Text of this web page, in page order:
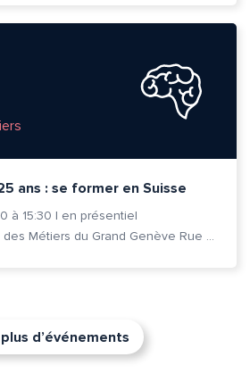
ans : se former en Suisse
à 15:30 | en présentiel
Cité des Métiers du Grand Genève Rue Prévost-Martin 6 1205 Genève
d’événements